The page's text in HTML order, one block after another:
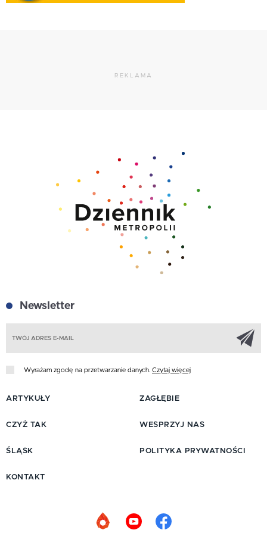
REKLAMA
Newsletter
Wyrażam zgodę na przetwarzanie danych. Czytaj więcej
ARTYKUŁY
CZYŻ TAK
ŚLĄSK
ZAGŁĘBIE
WESPRZYJ NAS
POLITYKA PRYWATNOŚCI
KONTAKT